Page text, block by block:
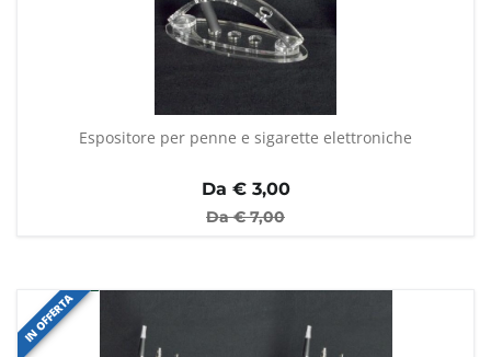
Espositore per penne e sigarette elettroniche
Da €3,00
Da €7,00
IN OFFERTA